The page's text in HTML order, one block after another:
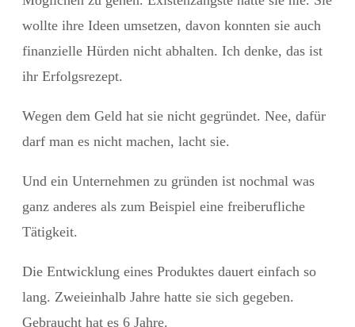
wollte ihre Ideen umsetzen, davon konnten sie auch
finanzielle Hürden nicht abhalten. Ich denke, das ist
ihr Erfolgsrezept.
Wegen dem Geld hat sie nicht gegründet. Nee, dafür
darf man es nicht machen, lacht sie.
Und ein Unternehmen zu gründen ist nochmal was
ganz anderes als zum Beispiel eine freiberufliche
Tätigkeit.
Die Entwicklung eines Produktes dauert einfach so
lang. Zweieinhalb Jahre hatte sie sich gegeben.
Gebraucht hat es 6 Jahre.